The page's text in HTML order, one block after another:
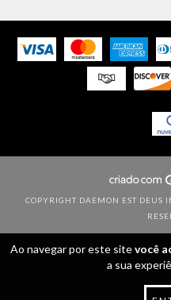
Ao navegar por este sitevocê
a sua
COPYRIGHT DAEMON EST DEUS